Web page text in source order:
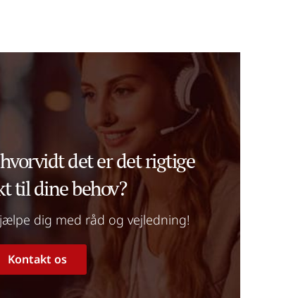
det er det rigtige
til dine behov?
dig med råd og vejledning!
Kontakt os